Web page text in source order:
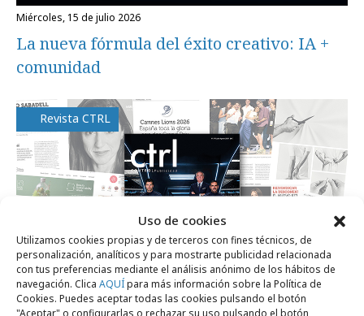
Uso de cookies
Utilizamos cookies propias y de terceros con fines técnicos, de
personalización, analíticos y para mostrarte publicidad relacionada
con tus preferencias mediante el análisis anónimo de los hábitos de
navegación. Clica AQUÍpara más información sobre la Política de
Cookies. Puedes aceptar todas las cookies pulsando el botón
"Aceptar" o configurarlas o rechazar su uso pulsando el botón
miércoles, 15 de julio 2026
La nueva fórmula del éxito creativo: IA +
comunidad
Revista CTRL